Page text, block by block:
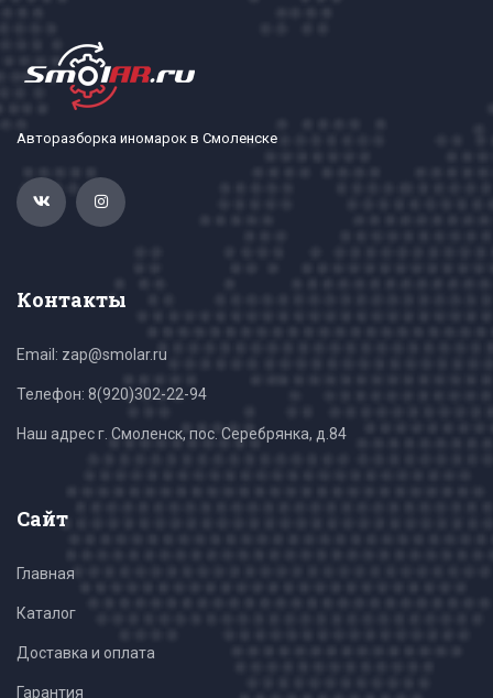
Авторазборка иномарок в Смоленске
Контакты
Email: zap@smolar.ru
Телефон: 8(920)302-22-94
Наш адрес г. Смоленск, пос. Серебрянка, д.84
Сайт
Главная
Каталог
Доставка и оплата
Гарантия